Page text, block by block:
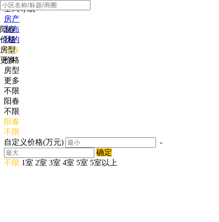
全局导航
房产
发布
我的
阳春
价格
房型
更多
阳春
价格
房型
更多
不限
阳春
不限
阳春
不限
自定义价格(万元)
-
确定
不限 1室 2室 3室 4室 5室 5室以上